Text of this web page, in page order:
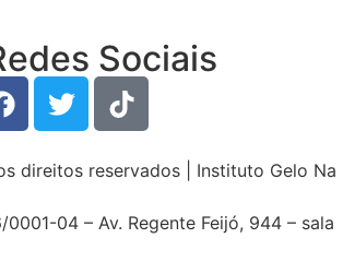
Sociais
direitos reservados | Instituto Gelo Na
0001-04 – Av. Regente Feijó, 944 – sala